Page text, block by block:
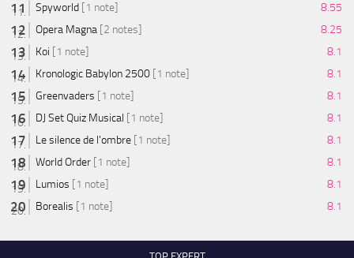
Spyworld [1 note]
8.55
Opera Magna [2 notes]
8.25
Koi [1 note]
8.1
Kronologic Babylon 2500 [1 note]
8.1
Greenvaders [1 note]
8.1
DJ Set Quiz Musical [1 note]
8.1
Le silence de l'ombre [1 note]
8.1
World Order [1 note]
8.1
Lumios [1 note]
8.1
Borealis [1 note] 8.1